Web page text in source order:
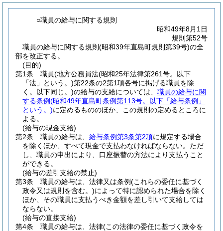
○職員の給与に関する規則
昭和49年8月1日
規則第52号
職員の給与に関する規則(昭和39年直島町規則第39号)の全
部を改正する。
(目的)
第1条
職員(地方公務員法(昭和25年法律第261号。以下
「法」という。)第22条の2第1項各号に掲げる職員を除
く。以下同じ。)の給与の支給については、 職員の給与に関
する条例(昭和49年直島町条例第113号。以下「給与条例」
という。)に定めるもののほか、この規則の定めるところに
よる。
(給与の現金支給)
第2条
職員の給与は、 給与条例第3条第2項に規定する場合
を除くほか、すべて現金で支払わなければならない。 ただ
し、職員の申出により、口座振替の方法により支払うこと
ができる。
(給与の差引支給の禁止)
第3条
職員の給与は、法律又は条例(これらの委任に基づく
政令又は規則を含む。)によって特に認められた場合を除く
ほか、その職員に支払うべき金額を差し引いて支給しては
ならない。
(給与の直接支給)
第4条
職員の給与は、法律(この法律の委任に基づく政令を